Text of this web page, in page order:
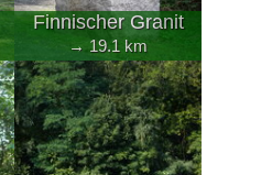
Finnischer Granit
→ 19.1 km